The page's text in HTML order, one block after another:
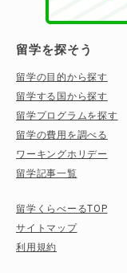
留学を探そう
留学の目的から探す
留学する国から探す
留学プログラムを探す
留学の費用を調べる
ワーキングホリデー
留学記事一覧
留学くらべーるTOP
サイトマップ
利用規約